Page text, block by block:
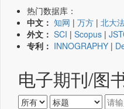
热门数据库：
中文： 知网 | 万方 | 北大
外文： SCI | Scopus |
专利： INNOGRAPHY |
电子期刊/图